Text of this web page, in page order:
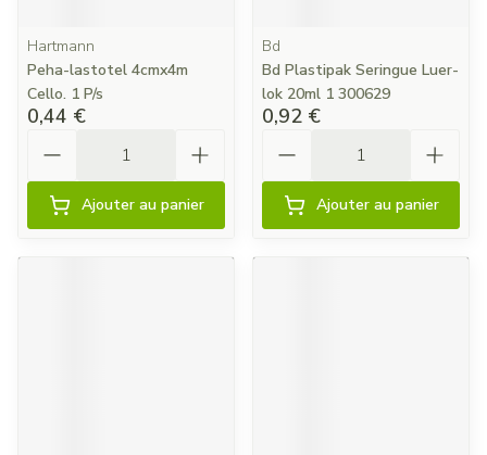
Hartmann
Peha-lastotel 4cmx4m
Cello. 1 P/s
0,44 €
Ajouter au panier
Bd
Bd Plastipak Seringue Luer-
lok 20ml 1 300629
0,92 €
Ajouter au panier